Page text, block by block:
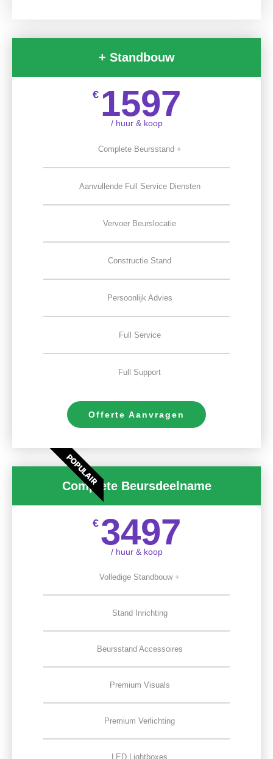
+ Standbouw
€ 1597
/ huur & koop
Complete Beursstand +
Aanvullende Full Service Diensten
Vervoer Beurslocatie
Constructie Stand
Persoonlijk Advies
Full Service
Full Support
Offerte Aanvragen
POPULAIR
Complete Beursdeelname
€ 3497
/ huur & koop
Volledige Standbouw +
Stand Inrichting
Beursstand Accessoires
Premium Visuals
Premium Verlichting
LED Lightboxes